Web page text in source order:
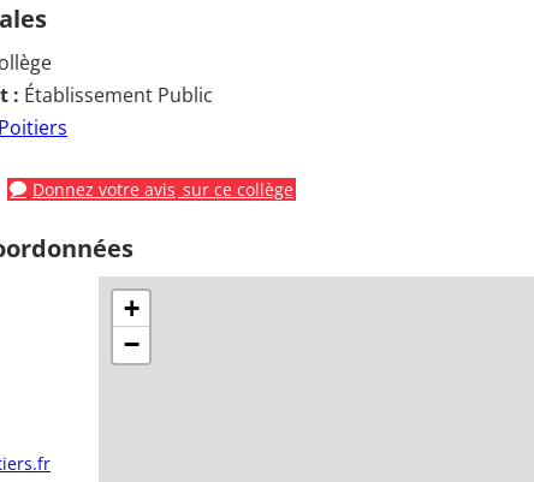
: Établissement Public
Donnez votre avis sur ce collège
+
−